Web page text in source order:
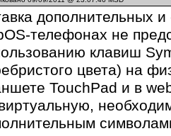
дополнительных
телефонах не
клавиш
цвета) на
TouchPad и в